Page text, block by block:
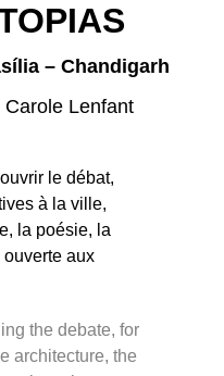
– Chandigarh
Lenfant
le débat,
à la ville,
la poésie, la
aux
the debate, for
architecture, the